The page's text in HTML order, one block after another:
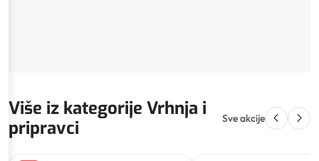
Više iz kategorije Vrhnja i
pripravci
Sve akcije